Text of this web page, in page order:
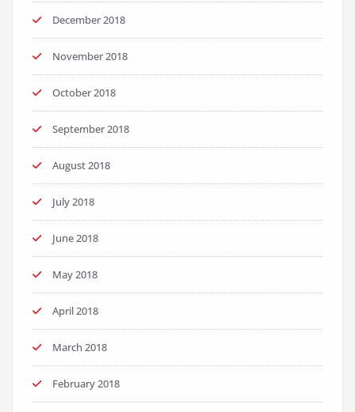
December 2018
November 2018
October 2018
September 2018
August 2018
July 2018
June 2018
May 2018
April 2018
March 2018
February 2018